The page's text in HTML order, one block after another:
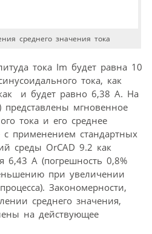
среднего значения тока
тока Im будет равна 10
тока, как
и будет равно 6,38 А. На
представлены мгновенное
тока и его среднее
применением стандартных
среды OrCAD 9.2 как
6,43 А (погрешность 0,8%
при увеличении
Закономерности,
среднего значения,
на действующее